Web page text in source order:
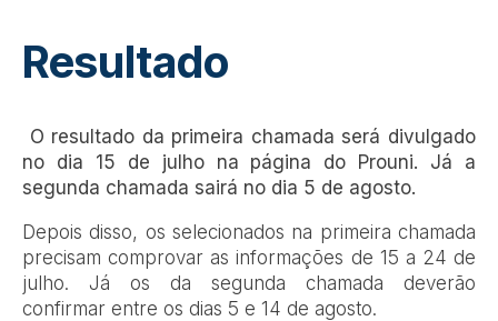
Resultado
O resultado da primeira chamada será divulgado
no dia 15 de julho na página do Prouni. Já a
segunda chamada sairá no dia 5 de agosto.
Depois disso, os selecionados na primeira chamada
precisam comprovar as informações de 15 a 24 de
julho. Já os da segunda chamada deverão
confirmar entre os dias 5 e 14 de agosto.